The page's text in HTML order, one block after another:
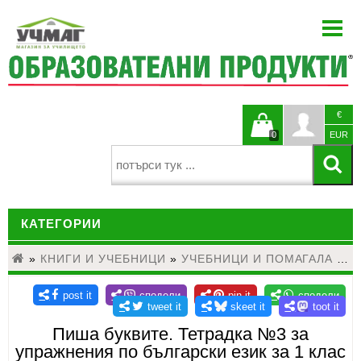
ЗА НАС
КАТАЛОЗИ
€
EUR
0
Кошницата
КАТЕГОРИИ
ДЕТСКИ ГРАДИНИ И НАЧАЛНО ОБРАЗОВАНИЕ
ЕЗИКОВО ОБУЧЕНИЕ
МАТЕМАТИКА
» КНИГИ И УЧЕБНИЦИ » УЧЕБНИЦИ И ПОМАГАЛА
Пиша буквите. Тетрадка №3 за
упражнения по български език за 1 клас